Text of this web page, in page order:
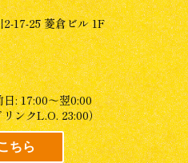
17-25 菱倉ビル 1F
: 17:00～翌0:00
ンクL.O. 23:00）
ちら